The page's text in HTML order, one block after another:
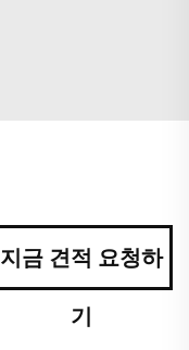
지금 견적 요청하
기